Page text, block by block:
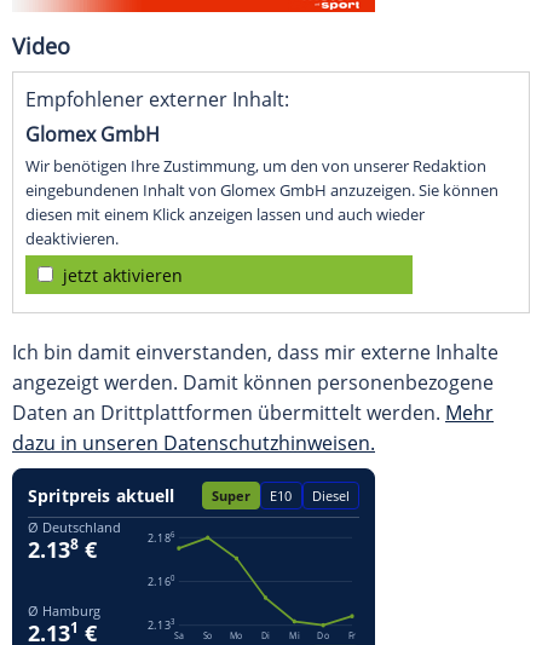
Video
Empfohlener externer Inhalt:
Glomex GmbH
Wir benötigen Ihre Zustimmung, um den von unserer Redaktion
eingebundenen Inhalt von Glomex GmbH anzuzeigen. Sie können
diesen mit einem Klick anzeigen lassen und auch wieder
deaktivieren.
jetzt aktivieren
Ich bin damit einverstanden, dass mir externe Inhalte
angezeigt werden. Damit können personenbezogene
Daten an Drittplattformen übermittelt werden. Mehr
dazu in unseren Datenschutzhinweisen.